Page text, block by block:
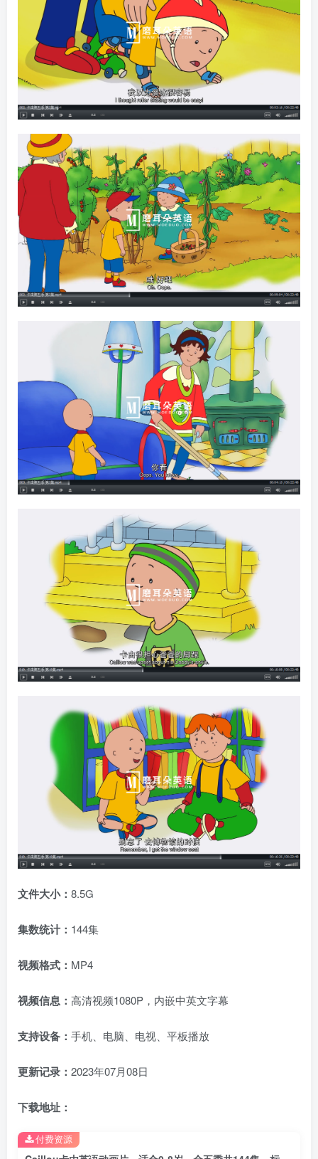
文件大小： 8.5G
集数统计： 144集
视频格式： MP4
视频信息： 高清视频1080P，内嵌中英文字幕
支持设备： 手机、电脑、电视、平板播放
更新记录： 2023年07月08日
下载地址：
付费资源